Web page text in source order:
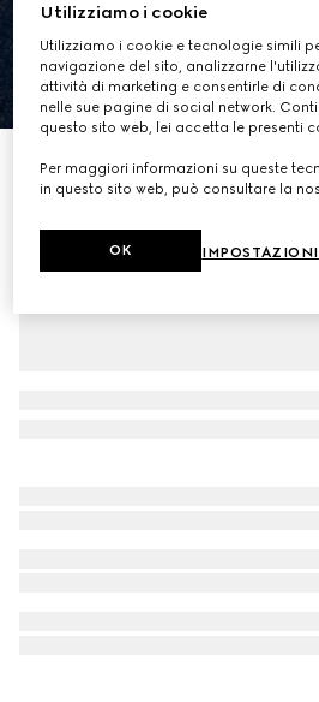
9
Giacca reversibile in lana e seta
€ 2.030
Utilizziamo i cookie
Utilizziamo i cookie e tecnologie simili
navigazione del sito, analizzarne
attività di marketing e consentirle di
nelle sue pagine di social network.
questo sito web, lei accetta le presenti
Per maggiori informazioni su queste
in questo sito web, può consultare la
OK